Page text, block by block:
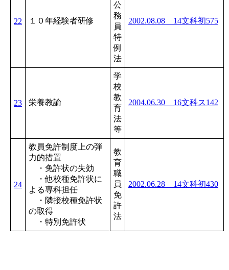
22 １０年経験者研修
公
務
員
特
例
法
2002.08.08 14文科初575
23 栄養教諭
学
校
教
育
法
等
2004.06.30 16文科ス142
24
教員免許制度上の弾
力的措置
・免許状の失効
・他校種免許状に
よる専科担任
・隣接校種免許状
の取得
・特別免許状
教
育
職
員
免
許
法
2002.06.28 14文科初430